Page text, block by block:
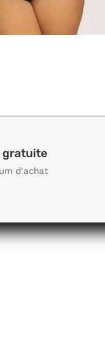
gratuite
d'achat